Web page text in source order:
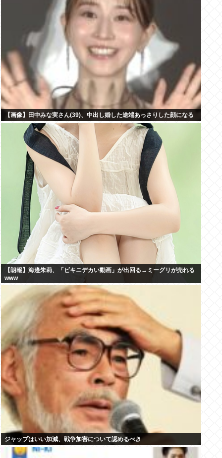
【画像】田中みな実さん(39)、中出し婚した途端あっさりした顔になる
【朗報】海邉朱莉、「ビキニデカい動画」が出回る→ミーグリが売れる
www
ジャップはいい加減、戦争加害について認めるべき